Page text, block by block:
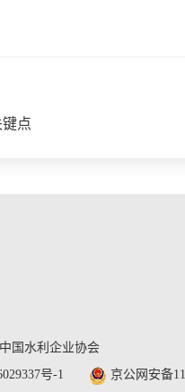
点
国水利企业协会
号-1
京公网安备